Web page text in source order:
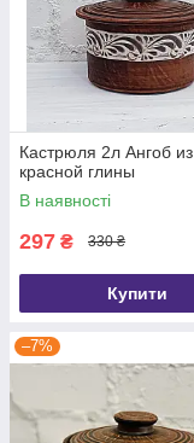
Кастрюля 2л Ангоб из
красной глины
В наявності
297 ₴ 330 ₴
Купити
–7%